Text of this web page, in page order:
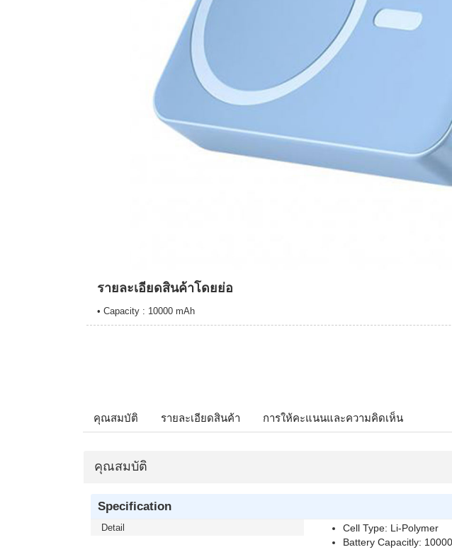
รายละเอียดสินค้าโดยย่อ
• Capacity : 10000 mAh
คุณสมบัติ รายละเอียดสินค้า การให้คะแนนและความคิดเห็น
คุณสมบัติ
Specification
Detail
Cell Type: Li-Polymer
Battery Capacitly: